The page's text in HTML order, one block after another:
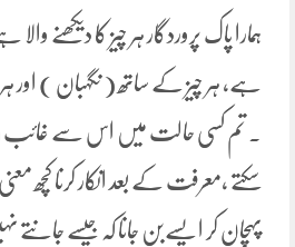
ہمارا پاک پروردگار ہر چیز کا دیکھنے
ہے، ہر چیز کے ساتھ ( نگہبان )
۔ تم کسی حالت میں اس سے غائب
سکتے ،معرفت کے بعد انکار کرنا کچھ
پہچان کر ایسےبن جانا کہ جیسے جانتے